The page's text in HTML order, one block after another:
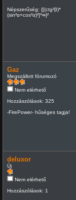
Népszerűség: {[(ctg³β)*
(sin²α+cos²α)²]*∞}²
Gaz
Megszállott fórumozó
Nem elérhető
Hozzászólások: 325
-FirePower- hűséges tagja!
deluxor
Új
Nem elérhető
Hozzászólások: 1